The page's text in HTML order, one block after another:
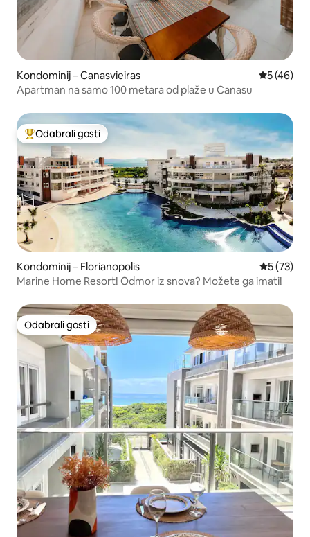
Kondominij – Canasvieiras Prosječna
5 (46)
Apartman na samo 100 metara od plaže u Canasu
Među najviše rangiranima s oznakom „Odabrali gosti”
Odabrali gosti
Kondominij – Florianopolis Prosječna
5 (73)
Marine Home Resort! Odmor iz snova? Možete ga imati!
Odabrali gosti
Odabrali gosti